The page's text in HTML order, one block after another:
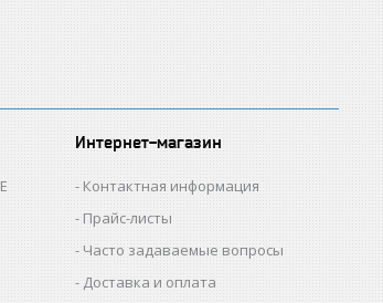
Интернет-магазин
Контактная информация
Прайс-листы
Часто задаваемые вопросы
Доставка и оплата